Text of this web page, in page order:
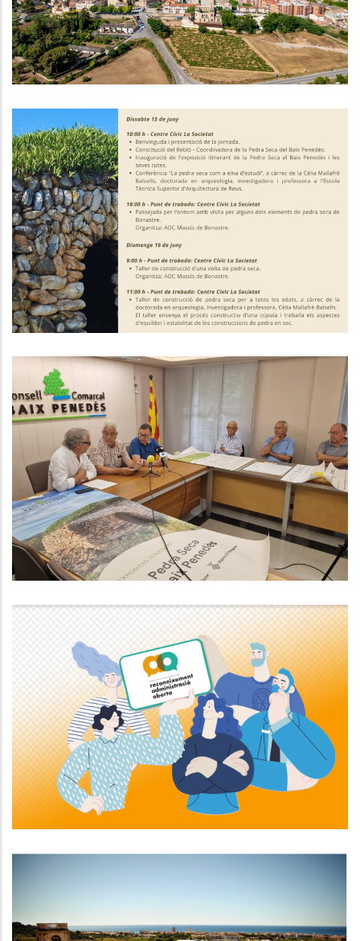
P. econòmica
1a Trobada Pedra Seca Baix
Penedès - 15 I 16 De Juny
Altres
1a Trobada De La Coordinadora
De La Pedra Seca Per Promoure I
Protegir Aquest Patrimoni
Altres
El Consell Comarcal Del Baix
Penedès Ha Estat Guardonat Amb
Un Dels Reconeixements
Administració Oberta 2023
Altres
EL PLA DE XOC CONTRA LA